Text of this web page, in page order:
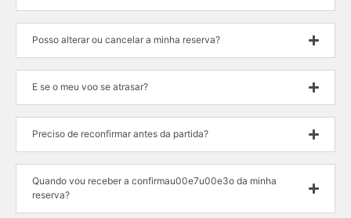
Posso alterar ou cancelar a minha reserva?
E se o meu voo se atrasar?
Preciso de reconfirmar antes da partida?
Quando vou receber a confirmau00e7u00e3o da minha
reserva?